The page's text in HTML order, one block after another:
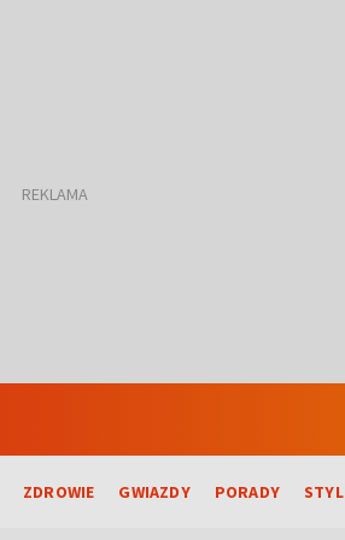
ZDROWIE GWIAZDY PORADY STYL